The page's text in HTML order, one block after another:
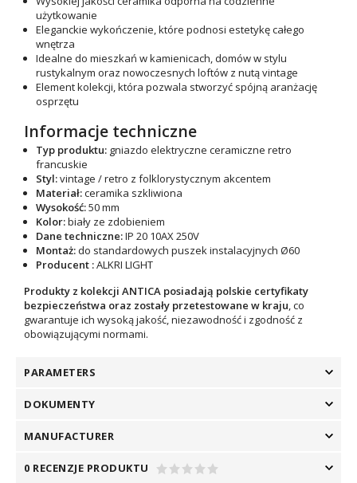
użytkowanie
Eleganckie wykończenie, które podnosi estetykę całego
wnętrza
Idealne do mieszkań w kamienicach, domów w stylu
rustykalnym oraz nowoczesnych loftów z nutą vintage
Element kolekcji, która pozwala stworzyć spójną aranżację
osprzętu
Informacje techniczne
Typ produktu: gniazdo elektryczne ceramiczne retro
francuskie
Styl:vintage / retro z folklorystycznym akcentem
Materiał:ceramika szkliwiona
Wysokość:50 mm
Kolor:biały ze zdobieniem
Dane techniczne:IP 20 10AX 250V
Montaż:do standardowych puszek instalacyjnych Ø60
Producent :ALKRI LIGHT
Produkty z kolekcji ANTICA posiadają polskie certyfikaty
bezpieczeństwa oraz zostały przetestowane w kraju, co
gwarantuje ich wysoką jakość, niezawodność i zgodność z
obowiązującymi normami.
PARAMETERS
DOKUMENTY
MANUFACTURER
0 RECENZJE PRODUKTU